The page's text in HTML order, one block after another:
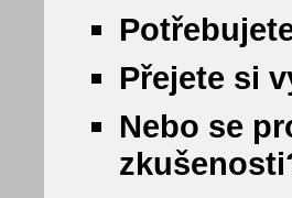
Přejete si
Nebo se